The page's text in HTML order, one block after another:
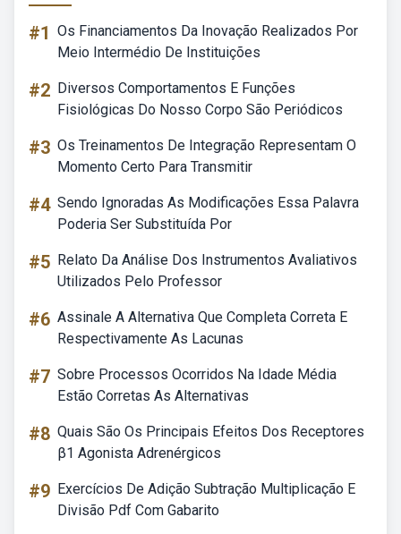
#1 Os Financiamentos Da Inovação Realizados Por
Meio Intermédio De Instituições
#2 Diversos Comportamentos E Funções
Fisiológicas Do Nosso Corpo São Periódicos
#3 Os Treinamentos De Integração Representam O
Momento Certo Para Transmitir
#4 Sendo Ignoradas As Modificações Essa Palavra
Poderia Ser Substituída Por
#5 Relato Da Análise Dos Instrumentos Avaliativos
Utilizados Pelo Professor
#6 Assinale A Alternativa Que Completa Correta E
Respectivamente As Lacunas
#7 Sobre Processos Ocorridos Na Idade Média
Estão Corretas As Alternativas
#8 Quais São Os Principais Efeitos Dos Receptores
β1 Agonista Adrenérgicos
#9 Exercícios De Adição Subtração Multiplicação E
Divisão Pdf Com Gabarito